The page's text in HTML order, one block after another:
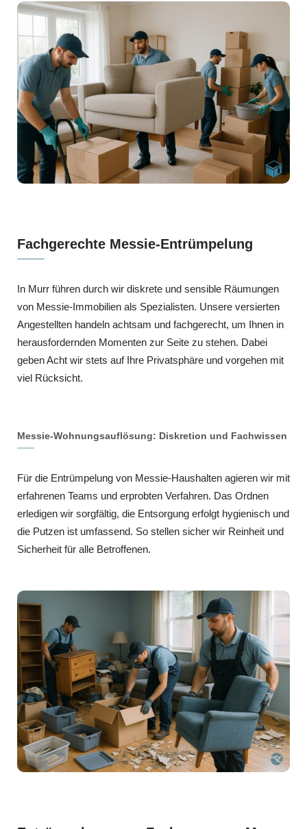
Fachgerechte Messie-Entrümpelung
In Murr führen durch wir diskrete und sensible Räumungen
von Messie-Immobilien als Spezialisten. Unsere versierten
Angestellten handeln achtsam und fachgerecht, um Ihnen in
herausfordernden Momenten zur Seite zu stehen. Dabei
geben Acht wir stets auf Ihre Privatsphäre und vorgehen mit
viel Rücksicht.
Messie-Wohnungsauflösung: Diskretion und Fachwissen
Für die Entrümpelung von Messie-Haushalten agieren wir mit
erfahrenen Teams und erprobten Verfahren. Das Ordnen
erledigen wir sorgfältig, die Entsorgung erfolgt hygienisch und
die Putzen ist umfassend. So stellen sicher wir Reinheit und
Sicherheit für alle Betroffenen.